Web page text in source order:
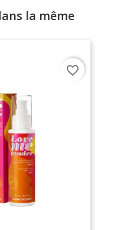
la même
favorite_border